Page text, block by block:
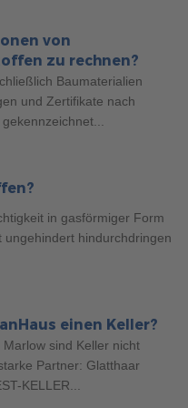
6 Min. Lesezeit28.02.2023
erfahren Sie mehr über
mehr erfahren
5 Min. Lesezeit22.12.2023
DIE BAUWEISE IM
eines Fertighauses:
Versorgungsleitungen und
von
zu rechnen?
Baumaterialien
und Zertifikate nach
in gasförmiger Form
hindurchdringen
einen Keller?
sind Keller nicht
Partner: Glatthaar
KELLER...